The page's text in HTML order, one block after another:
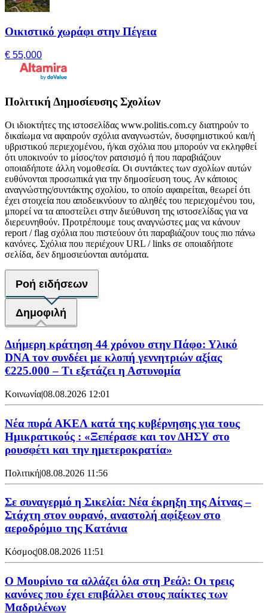
Οικιστικό χωράφι στην Πέγεια
€ 55,000
Πολιτική Δημοσίευσης Σχολίων
Οι ιδιοκτήτες της ιστοσελίδας www.politis.com.cy διατηρούν το
δικαίωμα να αφαιρούν σχόλια αναγνωστών, δυσφημιστικού και/ή
υβριστικού περιεχομένου, ή/και σχόλια που μπορούν να εκληφθεί
ότι υποκινούν το μίσος/τον ρατσισμό ή που παραβιάζουν
οποιαδήποτε άλλη νομοθεσία. Οι συντάκτες των σχολίων αυτών
ευθύνονται προσωπικά για την δημοσίευση τους. Αν κάποιος
αναγνώστης/συντάκτης σχολίου, το οποίο αφαιρείται, θεωρεί ότι
έχει στοιχεία που αποδεικνύουν το αληθές του περιεχομένου του,
μπορεί να τα αποστείλει στην διεύθυνση της ιστοσελίδας για να
διερευνηθούν. Προτρέπουμε τους αναγνώστες μας να κάνουν
report / flag σχόλια που πιστεύουν ότι παραβιάζουν τους πιο πάνω
κανόνες. Σχόλια που περιέχουν URL / links σε οποιαδήποτε
σελίδα, δεν δημοσιεύονται αυτόματα.
Ροή ειδήσεων
Δημοφιλή
Διήμερη κράτηση 44 χρόνου στην Πάφο: Υλικό
DNA τον συνδέει με κλοπή γεννητριών αξίας
€225.000 – Τι εξετάζει η Αστυνομία
Κοινωνία|08.08.2026 12:01
Νέα πυρά ΑΚΕΛ κατά της κυβέρνησης για τους
Ημικρατικούς : «Ξεπέρασε και τον ΔΗΣΥ στο
ρουσφέτι και την ημετεροκρατία»
Πολιτική|08.08.2026 11:56
Σε συναγερμό η Σικελία: Νέα έκρηξη της Αίτνας –
Στάχτη στον ουρανό, αναστολή αφίξεων στο
αεροδρόμιο της Κατάνια
Κόσμος|08.08.2026 11:51
Ο Μουρίνιο τα αλλάζει όλα στη Ρεάλ: Οι τρεις
κανόνες που έχει επιβάλλει στους παίκτες των
Μαδριλένων